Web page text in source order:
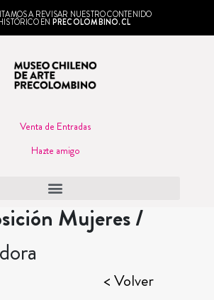
A REVISAR NUESTRO CONTENIDO
EN PRECOLOMBINO.CL
Venta de Entradas
Hazte amigo
Mujeres /
< Volver